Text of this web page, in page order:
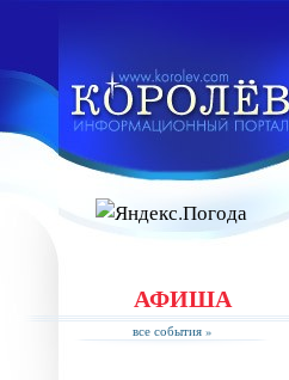
АФИША
все события »